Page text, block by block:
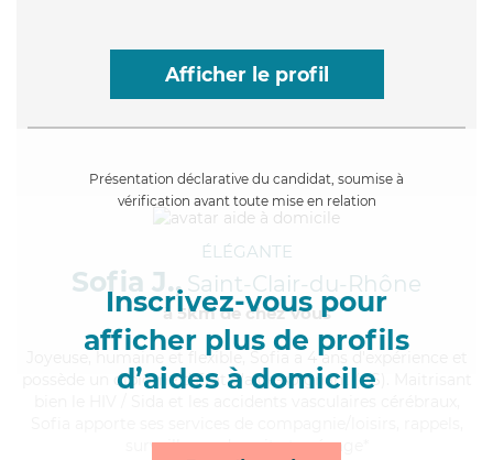
Afficher le profil
Présentation déclarative du candidat, soumise à
vérification avant toute mise en relation
Inscrivez-vous pour
afficher plus de profils
d’aides à domicile
ÉLÉGANTE
Sofia J., Saint-Clair-du-Rhône
à 5km de chez Vous
, humaine et flexible, Sofia a 4 ans d'expérience et
possède un diplôme d'Etat d'aide-soignant (AS). Maitrisant
surveillance de nuit et ménage*